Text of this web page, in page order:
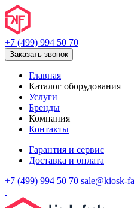
+7 (499) 994 50 70
Заказать звонок
Главная
Каталог оборудования
Услуги
Бренды
Компания
Контакты
Гарантия и сервис
Доставка и оплата
+7 (499) 994 50 70 sale@kiosk-